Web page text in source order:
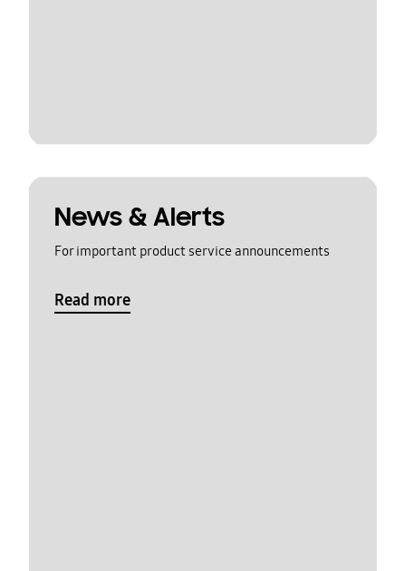
News & Alerts
For important product service announcements
Read more